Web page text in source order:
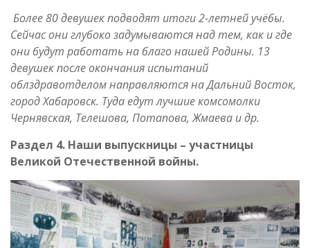
Более 80 девушек подводят итоги 2-летней учёбы.
Сейчас они глубоко задумываются над тем, как и где
они будут работать на благо нашей Родины. 13
девушек после окончания испытаний
облздравотделом направляются на Дальний Восток,
город Хабаровск. Туда едут лучшие комсомолки
Чернявская, Телешова, Потапова, Жмаева и др.
Раздел 4. Наши выпускницы – участницы
Великой Отечественной войны.